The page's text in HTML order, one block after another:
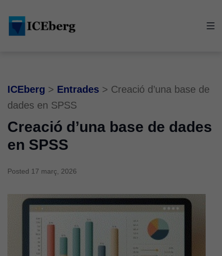
main
content
footer
ICEberg > Entrades > Creació d’una base de
dades en SPSS
Creació d’una base de dades
en SPSS
Posted 17 març, 2026